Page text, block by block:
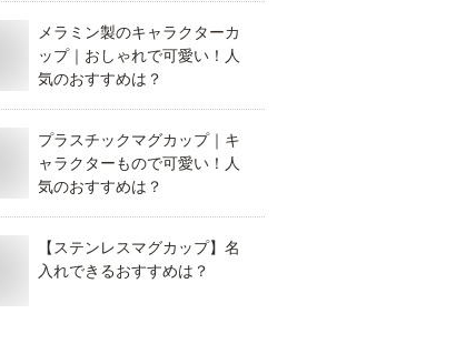
メラミン製のキャラクターカ
ップ｜おしゃれで可愛い！人
気のおすすめは？
プラスチックマグカップ｜キ
ャラクターもので可愛い！人
気のおすすめは？
【ステンレスマグカップ】名
入れできるおすすめは？